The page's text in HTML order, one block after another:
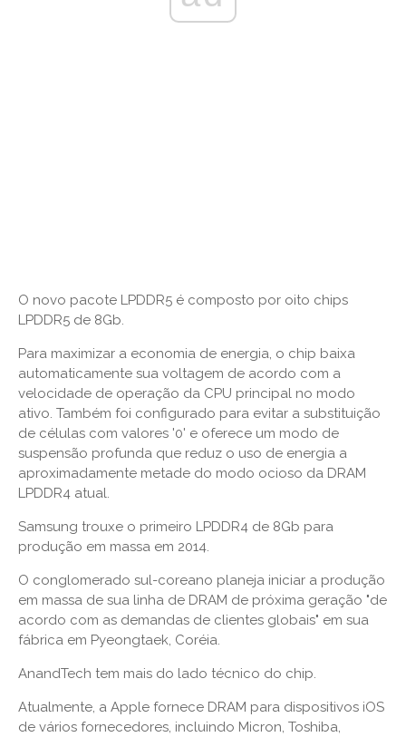
O novo pacote LPDDR5 é composto por oito chips
LPDDR5 de 8Gb.
Para maximizar a economia de energia, o chip baixa
automaticamente sua voltagem de acordo com a
velocidade de operação da CPU principal no modo
ativo. Também foi configurado para evitar a substituição
de células com valores '0' e oferece um modo de
suspensão profunda que reduz o uso de energia a
aproximadamente metade do modo ocioso da DRAM
LPDDR4 atual.
Samsung trouxe o primeiro LPDDR4 de 8Gb para
produção em massa em 2014.
O conglomerado sul-coreano planeja iniciar a produção
em massa de sua linha de DRAM de próxima geração "de
acordo com as demandas de clientes globais" em sua
fábrica em Pyeongtaek, Coréia.
AnandTech tem mais do lado técnico do chip.
Atualmente, a Apple fornece DRAM para dispositivos iOS
de vários fornecedores, incluindo Micron, Toshiba,